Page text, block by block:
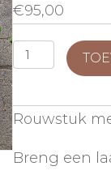
€95,00
Rouwstuk
aantal
Rouwstuk
Breng een